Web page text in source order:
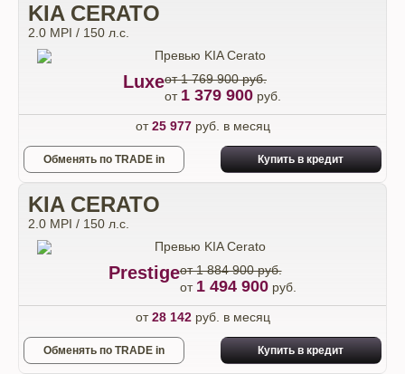
KIA CERATO
2.0 MPI / 150 л.с.
Luxeот 1 769 900 руб.
от 1 379 900 руб.
от25 977руб. в месяц
Обменять по TRADE in Купить в кредит
KIA CERATO
2.0 MPI / 150 л.с.
Prestigeот 1 884 900 руб.
от 1 494 900руб.
от28 142руб. в месяц
Обменять по TRADE in Купить в кредит